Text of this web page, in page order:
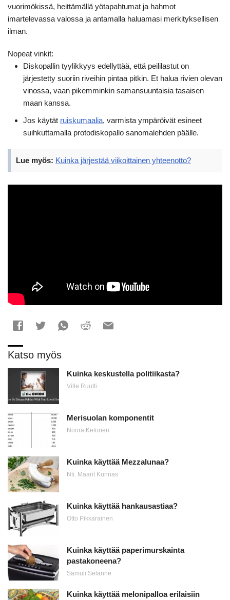
vuorimökissä, heittämällä yötapahtumat ja hahmot
imartelevassa valossa ja antamalla haluamasi merkityksellisen
ilman.
Nopeat vinkit:
Diskopallin tyylikkyys edellyttää, että peililastut on
järjestetty suoriin riveihin pintaa pitkin. Et halua rivien olevan
vinossa, vaan pikemminkin samansuuntaisia tasaisen
maan kanssa.
Jos käytät ruiskumaalia, varmista ympäröivät esineet
suihkuttamalla protodiskopallo sanomalehden päälle.
Lue myös: Kuinka järjestää viikoittainen yhteenotto?
Katso myös
Kuinka keskustella politiikasta?
Ville Ruutti
Merisuolan komponentit
Noora Ketonen
Kuinka käyttää Mezzalunaa?
Nti. Maarit Kunnas
Kuinka käyttää hankausastiaa?
Otto Pikkarainen
Kuinka käyttää paperimurskainta
pastakoneena?
Samuli Selänne
Kuinka käyttää melonipalloa erilaisiin